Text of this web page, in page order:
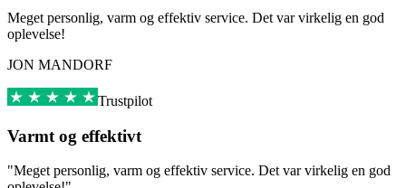
Meget personlig, varm og effektiv service. Det var virkelig en god
oplevelse!
JON MANDORF
Trustpilot
Varmt og effektivt
"Meget personlig, varm og effektiv service. Det var virkelig en god